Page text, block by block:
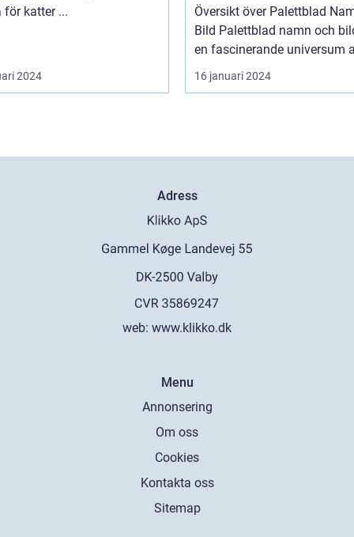
giftiga för katter ...
2024
Översikt över Palettblad
Bild Palettblad namn och bild är
en fascinerande universum
16 januari 2024
Adress
web: www.klikko.dk
Menu
Annonsering
Om oss
Cookies
Kontakta oss
Sitemap